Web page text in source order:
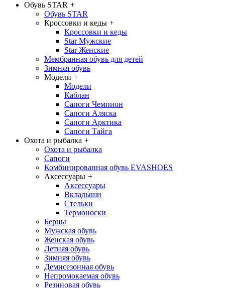
Обувь STAR +
Обувь STAR
Кроссовки и кеды +
Кроссовки и кеды
Star Мужские
Star Женские
Мембранная обувь для детей
Зимняя обувь
Модели +
Модели
Каблан
Сапоги Чемпион
Сапоги Аляска
Сапоги Арктика
Сапоги Тайга
Охота и рыбалка +
Охота и рыбалка
Сапоги
Комбинированная обувь EVASHOES
Аксессуары +
Аксессуары
Вкладыши
Стельки
Термоноски
Берцы
Мужская обувь
Женская обувь
Летняя обувь
Зимняя обувь
Демисезонная обувь
Непромокаемая обувь
Резиновая обувь